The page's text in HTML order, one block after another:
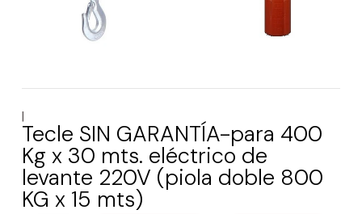
|
Tecle SIN GARANTÍA-para 400
Kg x 30 mts. eléctrico de
levante 220V (piola doble 800
KG x 15 mts)